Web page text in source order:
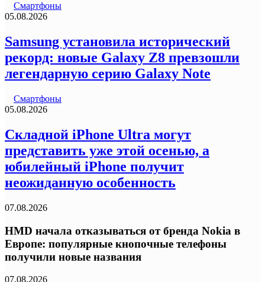
Смартфоны
05.08.2026
Samsung установила исторический
рекорд: новые Galaxy Z8 превзошли
легендарную серию Galaxy Note
Смартфоны
05.08.2026
Складной iPhone Ultra могут
представить уже этой осенью, а
юбилейный iPhone получит
неожиданную особенность
07.08.2026
HMD начала отказываться от бренда Nokia в
Европе: популярные кнопочные телефоны
получили новые названия
07.08.2026